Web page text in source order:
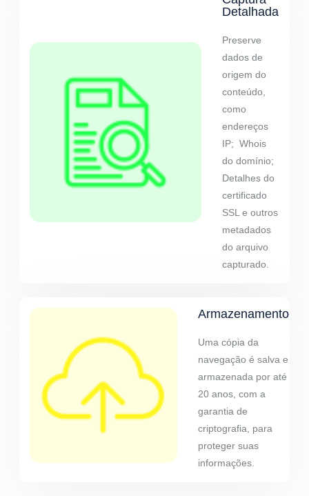
Detalhada
Preserve
dados de
origem do
conteúdo,
como
endereços
IP; Whois
do domínio;
Detalhes do
certificado
SSL e outros
metadados
do arquivo
capturado.
Armazenamento
Uma cópia da
navegação é salva e
armazenada por até
20 anos, com a
garantia de
criptografia, para
proteger suas
informações.